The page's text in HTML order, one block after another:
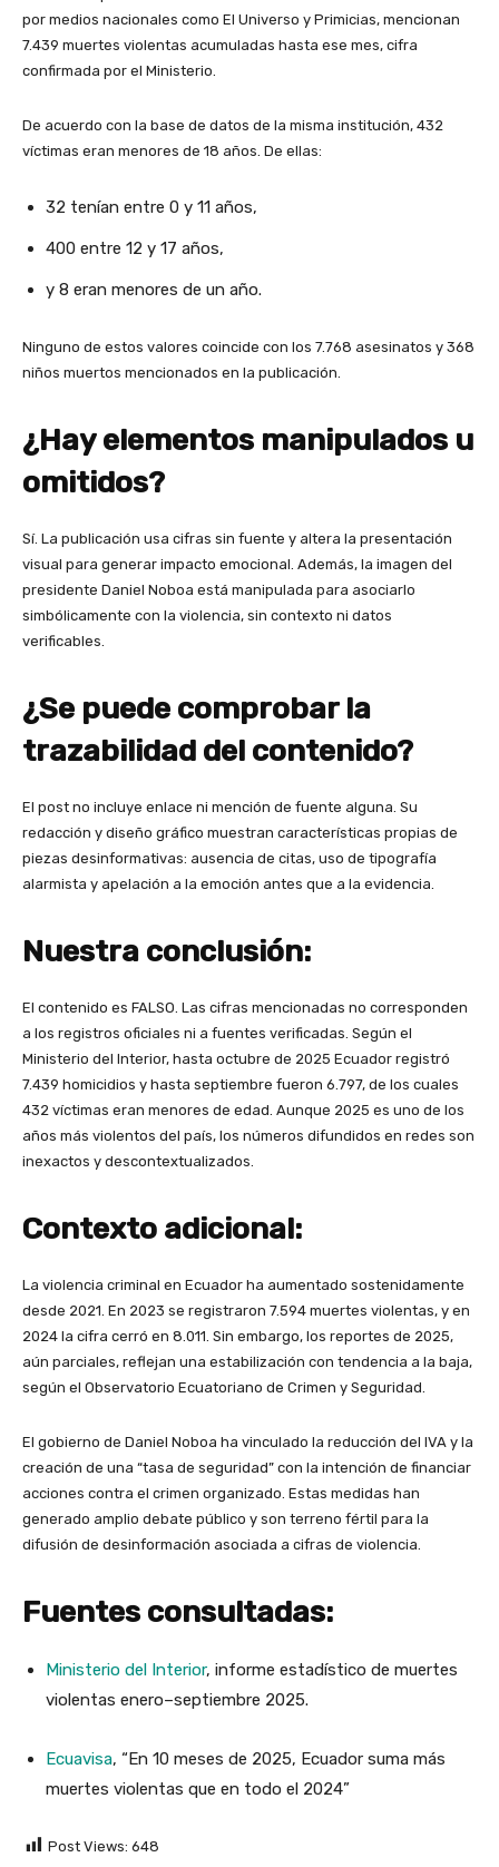
por medios nacionales como El Universo y Primicias, mencionan
7.439 muertes violentas acumuladas hasta ese mes, cifra
confirmada por el Ministerio.
De acuerdo con la base de datos de la misma institución, 432
víctimas eran menores de 18 años. De ellas:
32 tenían entre 0 y 11 años,
400 entre 12 y 17 años,
y 8 eran menores de un año.
Ninguno de estos valores coincide con los 7.768 asesinatos y 368
niños muertos mencionados en la publicación.
¿Hay elementos manipulados u
omitidos?
Sí. La publicación usa cifras sin fuente y altera la presentación
visual para generar impacto emocional. Además, la imagen del
presidente Daniel Noboa está manipulada para asociarlo
simbólicamente con la violencia, sin contexto ni datos
verificables.
¿Se puede comprobar la
trazabilidad del contenido?
El post no incluye enlace ni mención de fuente alguna. Su
redacción y diseño gráfico muestran características propias de
piezas desinformativas: ausencia de citas, uso de tipografía
alarmista y apelación a la emoción antes que a la evidencia.
Nuestra conclusión:
El contenido es FALSO. Las cifras mencionadas no corresponden
a los registros oficiales ni a fuentes verificadas. Según el
Ministerio del Interior, hasta octubre de 2025 Ecuador registró
7.439 homicidios y hasta septiembre fueron 6.797, de los cuales
432 víctimas eran menores de edad. Aunque 2025 es uno de los
años más violentos del país, los números difundidos en redes son
inexactos y descontextualizados.
Contexto adicional:
La violencia criminal en Ecuador ha aumentado sostenidamente
desde 2021. En 2023 se registraron 7.594 muertes violentas, y en
2024 la cifra cerró en 8.011. Sin embargo, los reportes de 2025,
aún parciales, reflejan una estabilización con tendencia a la baja,
según el Observatorio Ecuatoriano de Crimen y Seguridad.
El gobierno de Daniel Noboa ha vinculado la reducción del IVA y la
creación de una “tasa de seguridad” con la intención de financiar
acciones contra el crimen organizado. Estas medidas han
generado amplio debate público y son terreno fértil para la
difusión de desinformación asociada a cifras de violencia.
Fuentes consultadas:
Ministerio del Interior, informe estadístico de muertes
violentas enero–septiembre 2025.
Ecuavisa, “En 10 meses de 2025, Ecuador suma más
muertes violentas que en todo el 2024”
Post Views: 648